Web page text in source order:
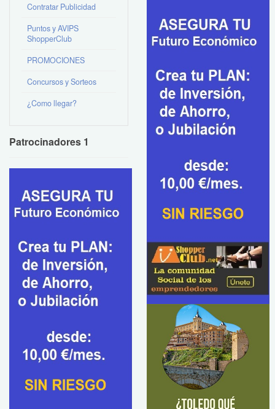
Contratar Publicidad
Puntos y AVIPS
ShopperClub
PROMOCIONES
Concursos y Sorteos
¿Como llegar?
Patrocinadores 1